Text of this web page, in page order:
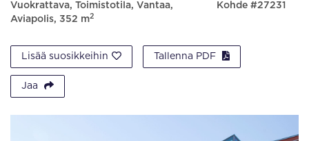
Vuokrattava, Toimistotila, Vantaa,
Aviapolis, 352 m2
Kohde #27231
Lisää suosikkeihin Tallenna PDF
Jaa